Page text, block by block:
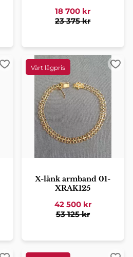
18 700 kr
23 375kr
Lägg till i favoriter
X-länk armband 01-
XRAK125
42 500kr
53 125kr